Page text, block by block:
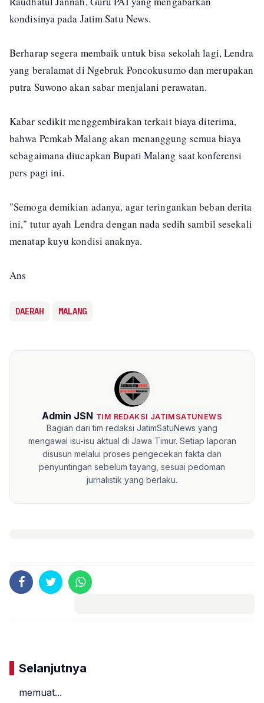
kondisinya pada Jatim Satu News.
Berharap segera membaik untuk bisa sekolah lagi, Lendra
yang beralamat di Ngebruk Poncokusumo dan merupakan
putra Suwono akan sabar menjalani perawatan.
Kabar sedikit menggembirakan terkait biaya diterima,
bahwa Pemkab Malang akan menanggung semua biaya
sebagaimana diucapkan Bupati Malang saat konferensi
pers pagi ini.
"Semoga demikian adanya, agar teringankan beban derita
ini," tutur ayah Lendra dengan nada sedih sambil sesekali
menatap kuyu kondisi anaknya.
Ans
DAERAH MALANG
Admin JSN TIM REDAKSI JATIMSATUNEWS
Bagian dari tim redaksi JatimSatuNews yang
mengawal isu-isu aktual di Jawa Timur. Setiap laporan
disusun melalui proses pengecekan fakta dan
penyuntingan sebelum tayang, sesuai pedoman
jurnalistik yang berlaku.
Selanjutnya
memuat...